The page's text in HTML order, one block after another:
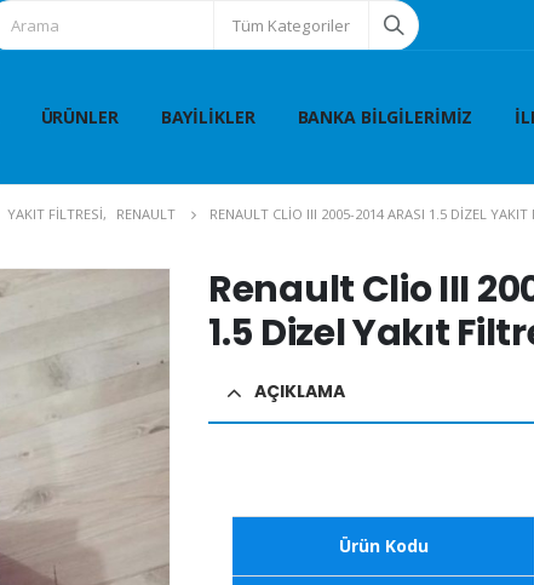
Tüm Kategoriler
ÜRÜNLER BAYILIKLER BANKA BILGILERIMIZ
YAKIT FİLTRESİ, RENAULT RENAULT CLIO III 2005-2014 ARASI 1.5 DIZEL YAKIT
Renault Clio III
1.5 Dizel Yakıt
AÇIKLAMA
Ürün Kodu